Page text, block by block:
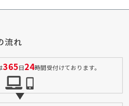
流れ
365日24時間受付けております。